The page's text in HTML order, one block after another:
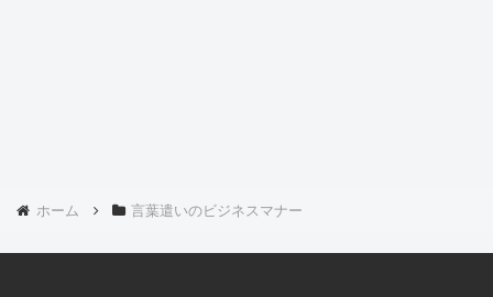
ホーム 言葉遣いのビジネスマナー